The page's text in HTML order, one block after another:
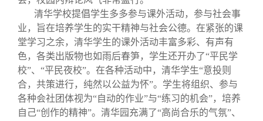
清华学校提倡学生多多参与课外活动，参与社会事
业，旨在培养学生的实干精神与社会公德。在紧张的课
堂学习之余，清华学生的课外活动丰富多彩、有声有
色，各类出版物也如雨后春笋，学生还开办了“平民学
校”、“平民夜校”。在各种活动中，清华学生“意投则
合，共策进行，纯然以公益为怀”。学生将组织、参与
各种会社团体视为“自动的作业”与“练习的机会”，培养
自己“创作的精神”。清华园充满了“高尚合乐的气氛”、